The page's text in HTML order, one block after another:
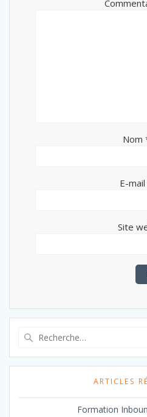
Nom
E-mail
Site
:
ARTICLES
Formation